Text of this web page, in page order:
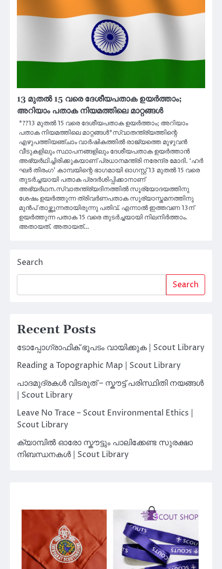
13 മുതല്‍ 15 വരെ ദേശീയപതാക ഉയര്‍ത്താം;
അറിയാം പതാക നിയമത്തിലെ മാറ്റങ്ങൾ
*??13 മുതല്‍ 15 വരെ ദേശീയപതാക ഉയര്‍ത്താം; അറിയാം
പതാക നിയമത്തിലെ മാറ്റങ്ങൾ*സ്വാതന്ത്ര്യത്തിന്റെ
എഴുപത്തിയഞ്ചാം വാര്‍ഷികത്തില്‍ രാജ്യത്തെ മുഴുവന്‍
വീടുകളിലും സ്ഥാപനങ്ങളിലും ദേശീയപതാക ഉയര്‍ത്താന്‍
അഭ്യര്‍ഥിച്ചിരിക്കുകയാണ് പ്രധാനമന്ത്രി നരേന്ദ്ര മോദി. ‘ഹര്‍
ഘര്‍ തിരംഗ’ കാമ്പയിന്റെ ഭാഗമായി ഓഗസ്റ്റ് 13 മുതല്‍ 15 വരെ
തുടര്‍ച്ചയായി പതാക പ്രദര്‍ശിപ്പിക്കാനാണ്
അഭ്യര്‍ഥന.സ്വാതന്ത്ര്യദിനത്തില്‍ സൂര്യോദയത്തിനു
ശേഷം ഉയര്‍ത്തുന്ന ത്രിവര്‍ണപതാക സൂര്യാസ്തമനത്തിനു
മുന്‍പ് താഴ്ത്തുന്നതായിരുന്നു പതിവ്. എന്നാല്‍ ഇത്തവണ 13ന്
ഉയര്‍ത്തുന്ന പതാക 15 വരെ തുടര്‍ച്ചയായി നിലനിര്‍ത്താം.
അതായത്. അതായത്…
Search
Search
Recent Posts
ടോപ്പോഗ്രാഫിക് ഭൂപടം വായിക്കുക | Scout Library
Reading a Topographic Map | Scout Library
പാദമുദ്രകൾ വിടരുത് – സ്കൗട്ട് പരിസ്ഥിതി നയങ്ങൾ
| Scout Library
Leave No Trace – Scout Environmental Ethics |
Scout Library
ക്യാമ്പിൽ ഓരോ സ്കൗട്ടും പാലിക്കേണ്ട സുരക്ഷാ
നിബന്ധനകൾ | Scout Library